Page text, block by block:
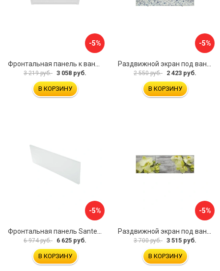
-5%
3 219 руб. 3 058 руб.
В КОРЗИНУ
-5%
2 550 руб. 2 423 руб.
В КОРЗИНУ
-5%
6 974 руб. 6 625 руб.
В КОРЗИНУ
-5%
3 700 руб. 3 515 руб.
В КОРЗИНУ